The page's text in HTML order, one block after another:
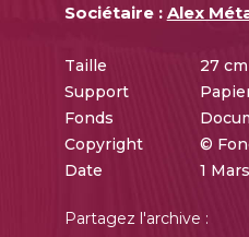
Sociétaire : Alex
Taille
27
Support
Fonds
Copyright
©
Date
1
Partagez l'archive :